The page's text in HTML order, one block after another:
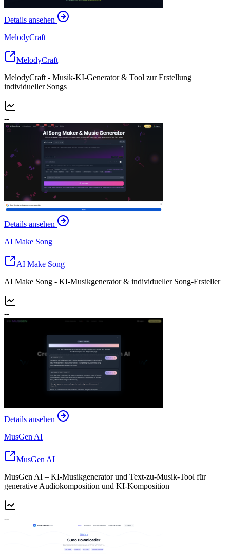
Details ansehen
MelodyCraft
MelodyCraft
MelodyCraft - Musik-KI-Generator & Tool zur Erstellung
individueller Songs
--
Details ansehen
AI Make Song
AI Make Song
AI Make Song - KI-Musikgenerator & individueller Song-Ersteller
--
Details ansehen
MusGen AI
MusGen AI
MusGen AI – KI-Musikgenerator und Text-zu-Musik-Tool für
generative Audiokomposition und KI-Komposition
--